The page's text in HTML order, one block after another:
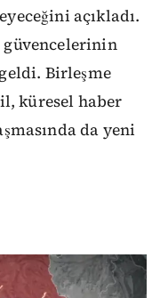
açıkladı.
Birleşme
küresel haber
da yeni